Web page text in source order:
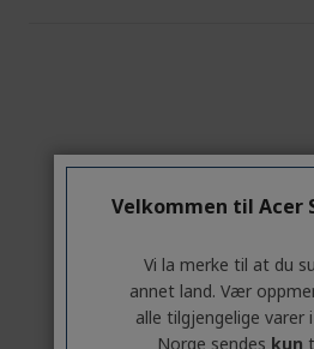
Velkommen til Acer
Vi la merke til at du
annet land. Vær
alle tilgjengelige varer
Norge sendes kun